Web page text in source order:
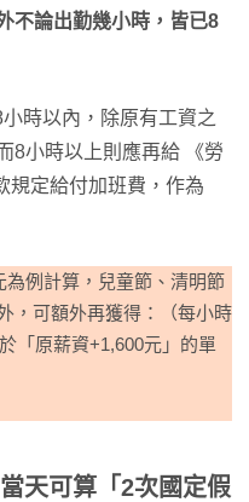
不論出勤幾小時，皆已8
時以內，除原有工資之
8小時以上則應再給 《勞
規定給付加班費，作為
為例計算，兒童節、清明節
，可額外再獲得：（每小時
於「原薪資+1,600元」的單
天可算「2次國定假